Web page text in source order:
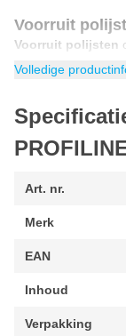
Voorruit
Voorruit polijsten
PROFILINE Glass
Krassen op raam
verwijder je
Krassen
Volledige
Art. nr.
Merk
EAN
Inhoud
Verpakking